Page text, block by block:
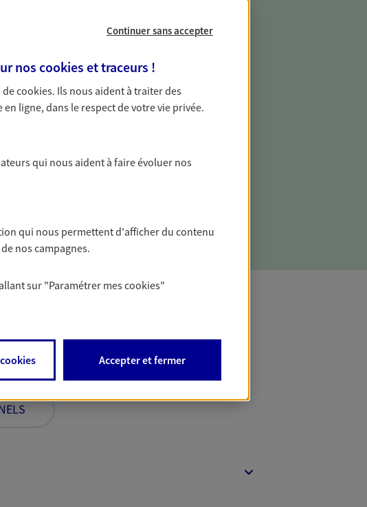
à votre écoute pour vous proposer des
aussi les risques liés à votre vie privée. Un seul
pour tous vos besoins, ça change tout.
des solutions d'épargne
responsable, solidaire, citoyenne… au-delà des
et Protection
Continuer sans accepter
nos cookies et traceurs !
decookies. Ils nous aident à traiter des
ligne, dans le respect de votre vie privée.
qui nous aident à faire évoluer nos
qui nous permettent d'afficher du contenu
nos campagnes.
sur "Paramétrer mescookies"
Accepter et fermer